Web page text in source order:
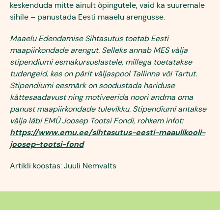
keskenduda mitte ainult õpingutele, vaid ka suuremale
sihile – panustada Eesti maaelu arengusse.
Maaelu Edendamise Sihtasutus toetab Eesti
maapiirkondade arengut. Selleks annab MES välja
stipendiumi esmakursuslastele, millega toetatakse
tudengeid, kes on pärit väljaspool Tallinna või Tartut.
Stipendiumi eesmärk on soodustada hariduse
kättesaadavust ning motiveerida noori andma oma
panust maapiirkondade tulevikku. Stipendiumi antakse
välja läbi EMÜ Joosep Tootsi Fondi, rohkem infot:
https://www.emu.ee/sihtasutus-eesti-maaulikooli-
joosep-tootsi-fond
Artikli koostas: Juuli Nemvalts